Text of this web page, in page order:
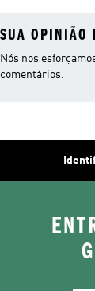
SUA OPINIÃO
Nós nos
comentários.